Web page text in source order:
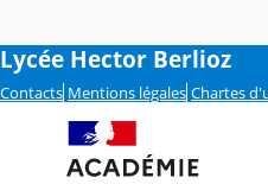
Lycée Hector Berlioz
Contacts Mentions légales Chartes